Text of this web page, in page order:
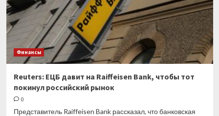
зачем
самим
банкам
«недружественные»
валюты?
Финансы
Reuters: ЕЦБ давит на Raiffeisen Bank, чтобы тот
покинул российский рынок
0
Представитель Raiffeisen Bank рассказал, что банковская